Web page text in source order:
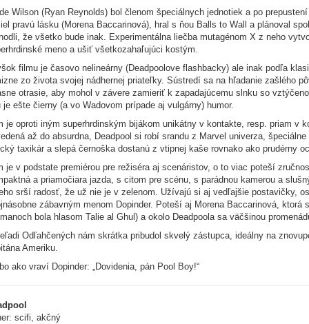
Wilson (Ryan Reynolds) bol členom špeciálnych jednotiek a po
pravú lásku (Morena Baccarinová), hral s ňou Balls to Wall a plánoval
že všetko bude inak. Experimentálna liečba mutagénom X z neho
meno a ušiť všetkozahaľujúci kostým.
filmu je časovo nelineárny (Deadpoolove flashbacky) ale inak podľa
zo života svojej nádhernej priateľky. Sústredí sa na hľadanie zašlého
otrasie, aby mohol v závere zamieriť k zapadajúcemu slnku so
je ešte čierny (a vo Wadovom prípade aj vulgárny) humor.
je oproti iným superhrdinským bijákom unikátny v kontakte, resp. priam v
až do absurdna, Deadpool si robí srandu z Marvel univerza,
taxikár a slepá černoška dostanú z vtipnej kaše rovnako ako prudérny
je v podstate premiérou pre režiséra aj scenáristov, o to viac poteší
a priamočiara jazda, s citom pre scénu, s parádnou kamerou a
srší radosť, že už nie je v zelenom. Užívajú si aj vedľajšie postavičky,
zábavným menom Dopinder. Poteší aj Morena Baccarinová,
bola hlasom Talie al Ghul) a okolo Deadpoola sa väčšinou
Odľahčených nám skrátka pribudol skvelý zástupca, ideálny na
Ameriku.
ako vraví Dopinder: „Dovidenia, pán Pool Boy!“
scifi, akčný